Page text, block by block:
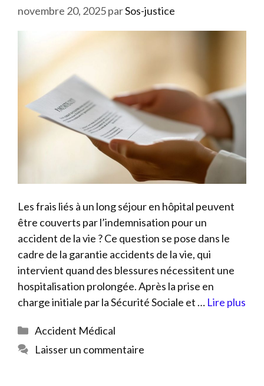
novembre 20, 2025parSos-justice
Les frais liés à un long séjour en hôpital peuvent
être couverts par l’indemnisation pour un
accident de la vie ? Ce question se pose dans le
cadre de la garantie accidents de la vie, qui
intervient quand des blessures nécessitent une
hospitalisation prolongée. Après la prise en
charge initiale par la Sécurité Sociale et … Lire plus
Catégories
Accident Médical
Laisser un commentaire